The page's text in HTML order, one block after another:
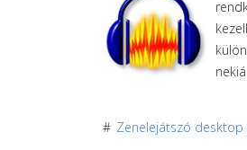
# Zenelejátszó